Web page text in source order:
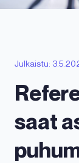
Julkaistu:
saat